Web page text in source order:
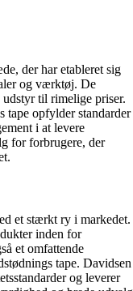
der har etableret sig
og værktøj. De
til rimelige priser.
tape opfylder standarder
i at levere
for forbrugere, der
et stærkt ry i markedet.
inden for
et omfattende
tape. Davidsen
og leverer